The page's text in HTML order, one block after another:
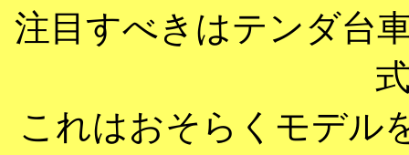
注目すべきはテンダ台
これはおそらくモデル